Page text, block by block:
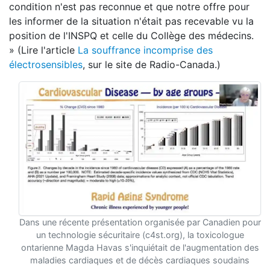
condition n'est pas reconnue et que notre offre pour
les informer de la situation n'était pas recevable vu la
position de l'INSPQ et celle du Collège des médecins.
» (Lire l'article La souffrance incomprise des
électrosensibles, sur le site de Radio-Canada.)
Dans une récente présentation organisée par Canadien pour
un technologie sécuritaire (c4st.org), la toxicologue
ontarienne Magda Havas s'inquiétait de l'augmentation des
maladies cardiaques et de décès cardiaques soudains